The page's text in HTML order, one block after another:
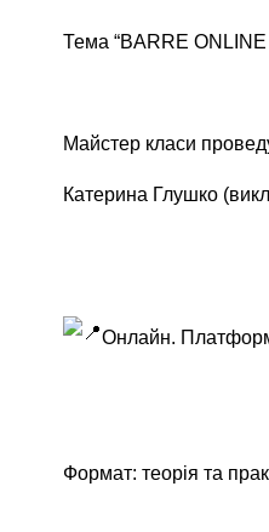
Тема “BARRE
Майстер класи
Катерина Глушко
Онлайн.
Формат: теорія та